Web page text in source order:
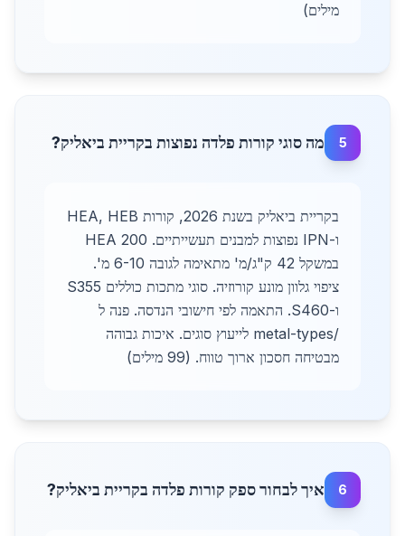
מילים)
5 מה סוגי קורות פלדה נפוצות בקריית ביאליק?
בקריית ביאליק בשנת 2026, קורות HEA, HEB
ו-IPN נפוצות למבנים תעשייתיים. HEA 200
במשקל 42 ק"ג/מ' מתאימה לגובה 6-10 מ'.
ציפוי גלוון מונע קורוזיה. סוגי מתכות כוללים S355
ו-S460. התאמה לפי חישובי הנדסה. פנה ל
/metal-types לייעוץ סוגים. איכות גבוהה
מבטיחה חסכון ארוך טווח. (99 מילים)
6 איך לבחור ספק קורות פלדה בקריית ביאליק?